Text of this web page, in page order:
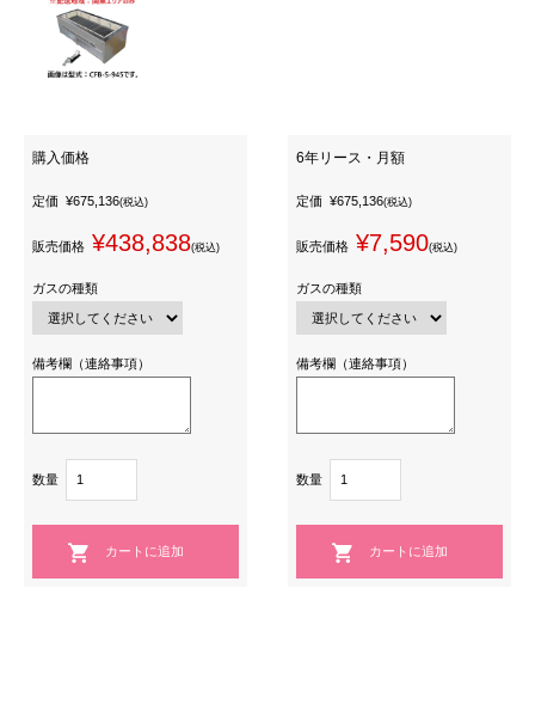
購入価格
定価 ¥675,136(税込)
販売価格 ¥438,838(税込)
ガスの種類
備考欄（連絡事項）
数量
6年リース・月額
定価 ¥675,136(税込)
販売価格 ¥7,590(税込)
ガスの種類
備考欄（連絡事項）
数量